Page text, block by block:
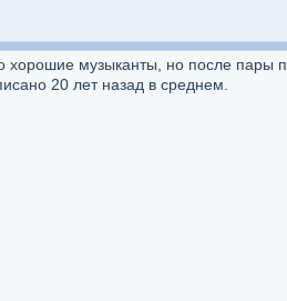
хорошие музыканты, но после пары
20 лет назад в среднем.